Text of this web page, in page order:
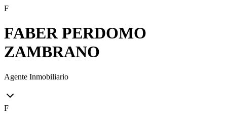
F
FABER PERDOMO
ZAMBRANO
Agente Inmobiliario
F